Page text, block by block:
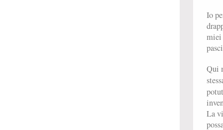
Io
miei
Qui
La